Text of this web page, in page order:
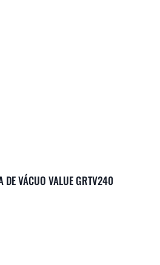
DE VÁCUO VALUE GRTV240